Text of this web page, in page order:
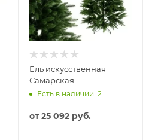
Ель искусственная
Самарская
Есть в наличии: 2
от25 092 руб.